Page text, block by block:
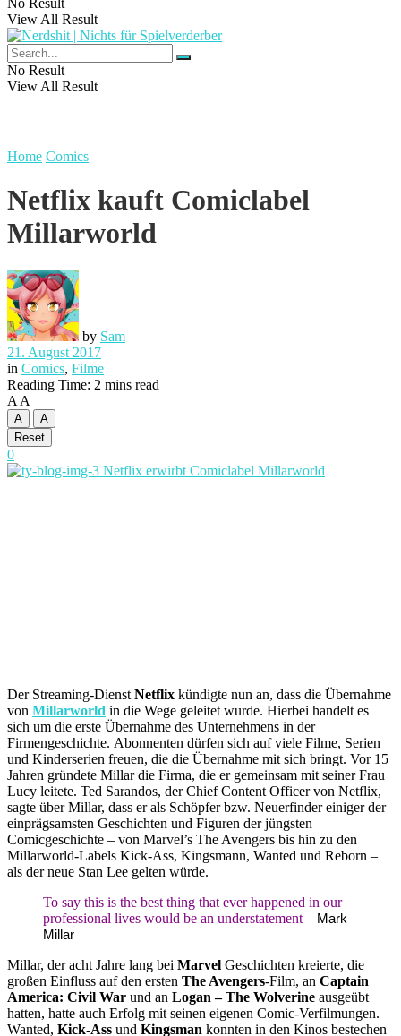
View All Result
No Result
View All Result
Home Comics
Netflix kauft Comiclabel
Millarworld
by Sam
21. August 2017
in Comics, Filme
Reading Time: 2 mins read
A A
A
A
Reset
0
Der Streaming-Dienst Netflix kündigte nun an, dass die Übernahme
von Millarworld in die Wege geleitet wurde. Hierbei handelt es
sich um die erste Übernahme des Unternehmens in der
Firmengeschichte. Abonnenten dürfen sich auf viele Filme, Serien
und Kinderserien freuen, die die Übernahme mit sich bringt. Vor 15
Jahren gründete Millar die Firma, die er gemeinsam mit seiner Frau
Lucy leitete. Ted Sarandos, der Chief Content Officer von Netflix,
sagte über Millar, dass er als Schöpfer bzw. Neuerfinder einiger der
einprägsamsten Geschichten und Figuren der jüngsten
Comicgeschichte – von Marvel’s The Avengers bis hin zu den
Millarworld-Labels Kick-Ass, Kingsmann, Wanted und Reborn –
als der neue Stan Lee gelten würde.
To say this is the best thing that ever happened in our
professional lives would be an understatement – Mark
Millar
Millar, der acht Jahre lang bei Marvel Geschichten kreierte, die
großen Einfluss auf den ersten The Avengers-Film, an Captain
America: Civil War und an Logan – The Wolverine ausgeübt
hatten, hatte auch Erfolg mit seinen eigenen Comic-Verfilmungen.
Wanted, Kick-Ass und Kingsman konnten in den Kinos bestechen